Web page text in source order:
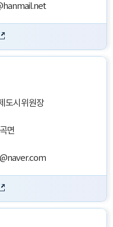
도시위원장
면